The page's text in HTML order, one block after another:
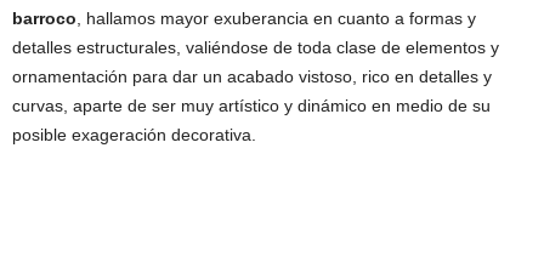
barroco , hallamos mayor exuberancia en cuanto a formas y
detalles estructurales, valiéndose de toda clase de elementos y
ornamentación para dar un acabado vistoso, rico en detalles y
curvas, aparte de ser muy artístico y dinámico en medio de su
posible exageración decorativa.